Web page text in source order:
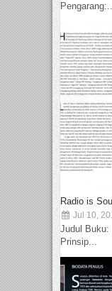
Radio is
Jul 10,
Judul Buku:
Prinsip...